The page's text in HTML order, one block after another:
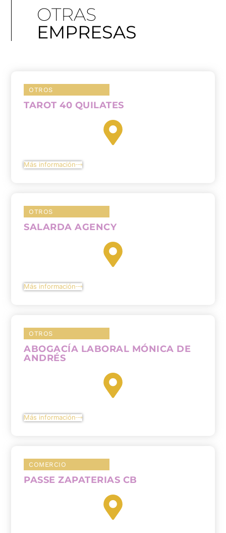
OTRAS
EMPRESAS
OTROS
TAROT 40 QUILATES
Más información
OTROS
SALARDA AGENCY
Más información
OTROS
ABOGACÍA LABORAL MÓNICA DE
ANDRÉS
Más información
COMERCIO
PASSE ZAPATERIAS CB